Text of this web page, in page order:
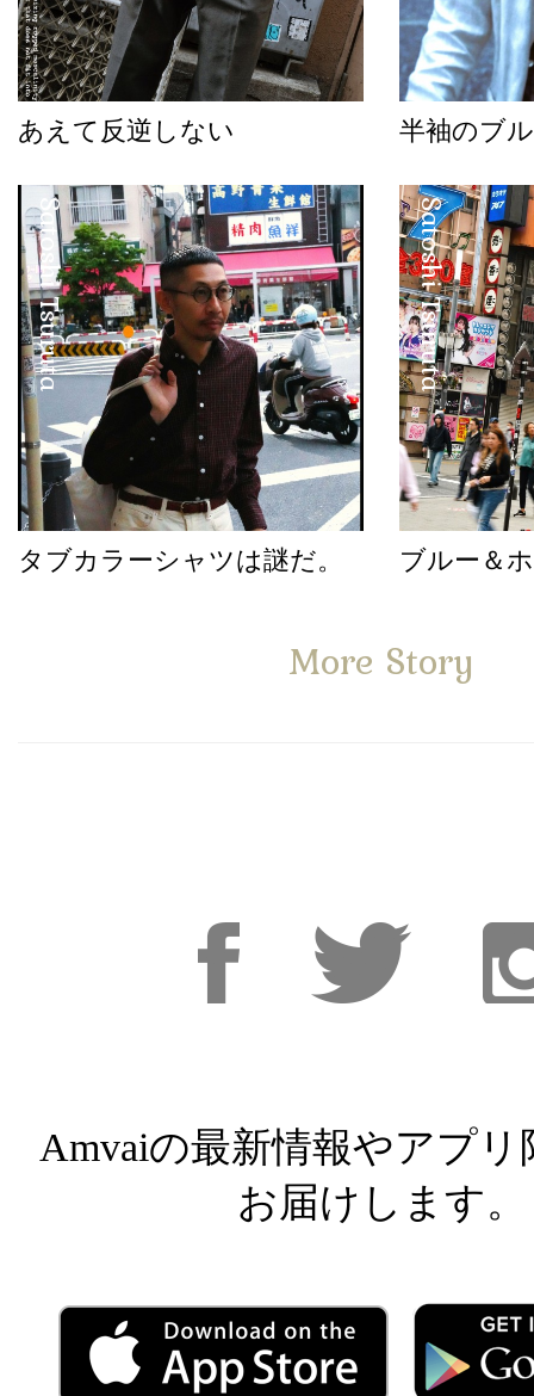
あえて反逆しない 半袖のブ
Satoshi Tsuruta
タブカラーシャツは謎だ。
Satoshi Tsuruta
ブルー＆
More Story
Amvaiの最新情報やアプリ
お届けします。